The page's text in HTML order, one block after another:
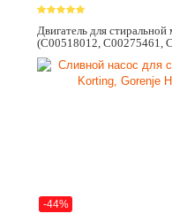
Двигатель для
(C00518012, C00275461,
-44%